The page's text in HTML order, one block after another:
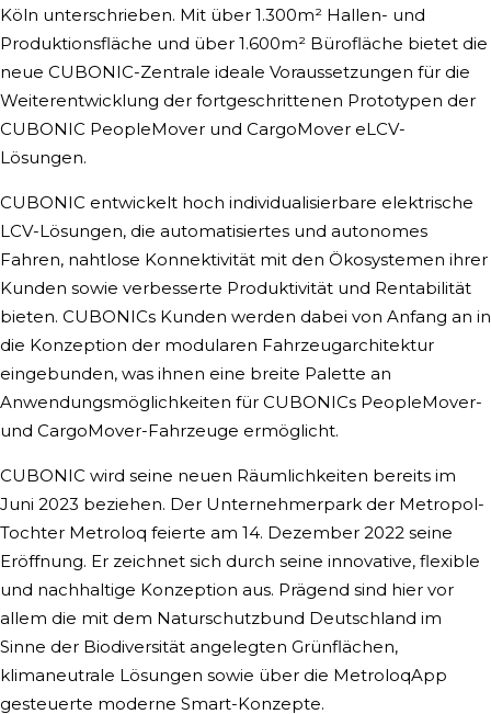
Köln unterschrieben. Mit über 1.300m² Hallen- und
Produktionsfläche und über 1.600m² Bürofläche bietet die
neue CUBONIC-Zentrale ideale Voraussetzungen für die
Weiterentwicklung der fortgeschrittenen Prototypen der
CUBONIC PeopleMover und CargoMover eLCV-
Lösungen.
CUBONIC entwickelt hoch individualisierbare elektrische
LCV-Lösungen, die automatisiertes und autonomes
Fahren, nahtlose Konnektivität mit den Ökosystemen ihrer
Kunden sowie verbesserte Produktivität und Rentabilität
bieten. CUBONICs Kunden werden dabei von Anfang an in
die Konzeption der modularen Fahrzeugarchitektur
eingebunden, was ihnen eine breite Palette an
Anwendungsmöglichkeiten für CUBONICs PeopleMover-
und CargoMover-Fahrzeuge ermöglicht.
CUBONIC wird seine neuen Räumlichkeiten bereits im
Juni 2023 beziehen. Der Unternehmerpark der Metropol-
Tochter Metroloq feierte am 14. Dezember 2022 seine
Eröffnung. Er zeichnet sich durch seine innovative, flexible
und nachhaltige Konzeption aus. Prägend sind hier vor
allem die mit dem Naturschutzbund Deutschland im
Sinne der Biodiversität angelegten Grünflächen,
klimaneutrale Lösungen sowie über die MetroloqApp
gesteuerte moderne Smart-Konzepte.